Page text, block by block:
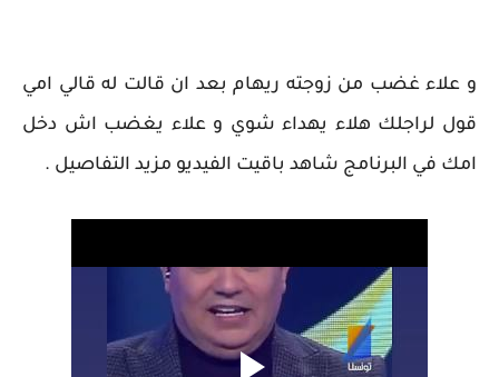
و علاء غضب من زوجته ريهام بعد ان قالت له قالي امي
قول لراجلك هلاء يهداء شوي و علاء يغضب اش دخل
امك في البرنامج شاهد باقيت الفيديو مزيد التفاصيل .